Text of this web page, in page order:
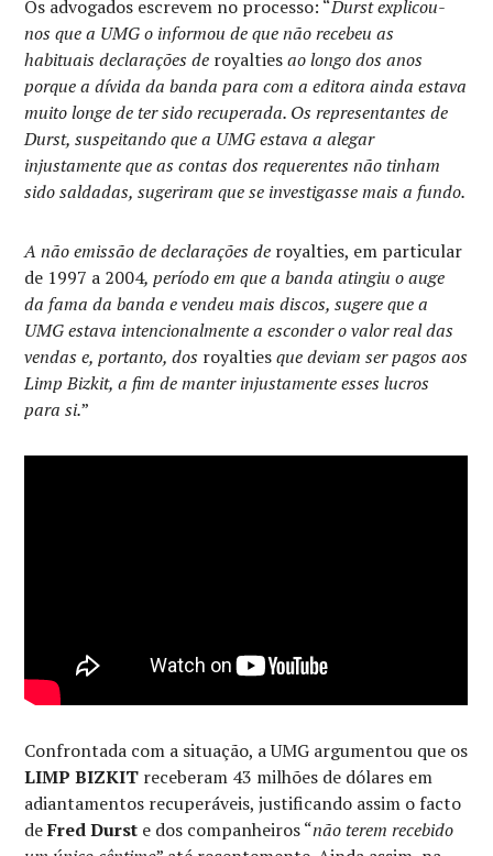
Os advogados escrevem no processo: “Durst explicou-
nos que a UMG o informou de que não recebeu as
habituais declarações de royaltiesao longo dos anos
porque a dívida da banda para com a editora ainda estava
muito longe de ter sido recuperada. Os representantes de
Durst, suspeitando que a UMG estava a alegar
injustamente que as contas dos requerentes não tinham
sido saldadas, sugeriram que se investigasse mais a fundo.
A não emissão de declarações de royalties, em particular
de 1997 a 2004, período em que a banda atingiu o auge
da fama da banda e vendeu mais discos, sugere que a
UMG estava intencionalmente a esconder o valor real das
vendas e, portanto, dos royaltiesque deviam ser pagos aos
Limp Bizkit, a fim de manter injustamente esses lucros
para si.”
Confrontada com a situação, a UMG argumentou que os
LIMP BIZKIT receberam 43 milhões de dólares em
adiantamentos recuperáveis, justificando assim o facto
deFred Durst e dos companheiros “não terem recebido